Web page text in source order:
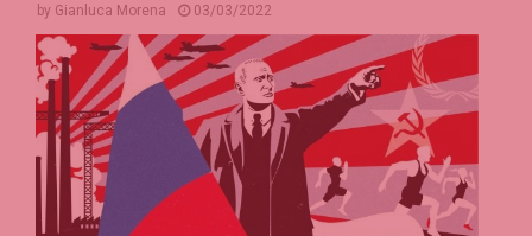
by Gianluca Morena 03/03/2022